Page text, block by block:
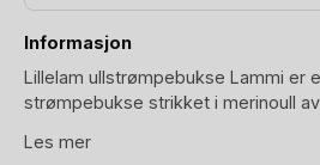
Informasjon
Lillelam ullstrømpebukse Lammi er
strømpebukse strikket i merinoull
barn; høyt liv med en bred strikke
Les mer